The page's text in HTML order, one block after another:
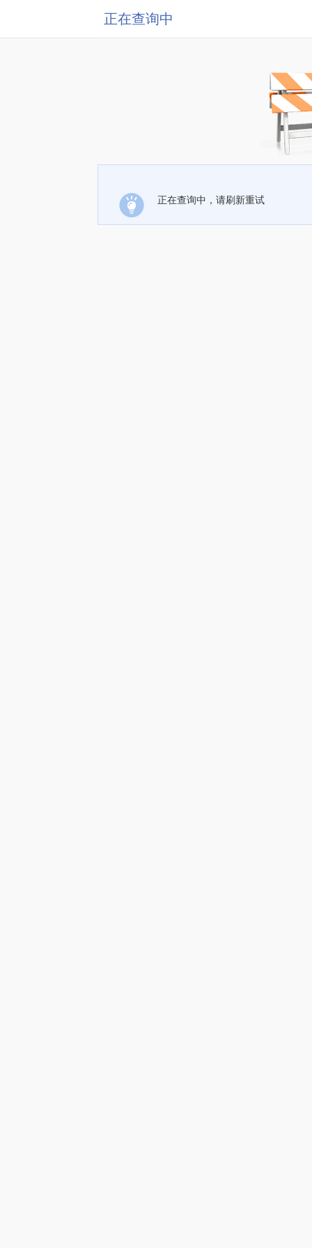
正在查询中
正在查询中，请刷新重试